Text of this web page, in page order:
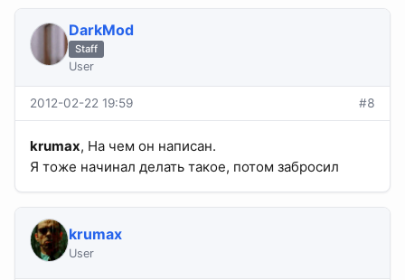
DarkMod
Staff
User
2012-02-22 19:59 #8
krumax, На чем он написан.
Я тоже начинал делать такое, потом забросил
krumax
User